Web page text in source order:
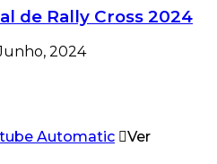
de Rally Cross 2024
2024
Ver